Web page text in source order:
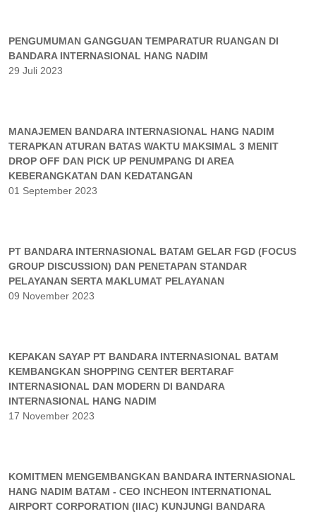
PENGUMUMAN GANGGUAN TEMPARATUR RUANGAN DI
BANDARA INTERNASIONAL HANG NADIM
29 Juli 2023
MANAJEMEN BANDARA INTERNASIONAL HANG NADIM
TERAPKAN ATURAN BATAS WAKTU MAKSIMAL 3 MENIT
DROP OFF DAN PICK UP PENUMPANG DI AREA
KEBERANGKATAN DAN KEDATANGAN
01 September 2023
PT BANDARA INTERNASIONAL BATAM GELAR FGD (FOCUS
GROUP DISCUSSION) DAN PENETAPAN STANDAR
PELAYANAN SERTA MAKLUMAT PELAYANAN
09 November 2023
KEPAKAN SAYAP PT BANDARA INTERNASIONAL BATAM
KEMBANGKAN SHOPPING CENTER BERTARAF
INTERNASIONAL DAN MODERN DI BANDARA
INTERNASIONAL HANG NADIM
17 November 2023
KOMITMEN MENGEMBANGKAN BANDARA INTERNASIONAL
HANG NADIM BATAM - CEO INCHEON INTERNATIONAL
AIRPORT CORPORATION (IIAC) KUNJUNGI BANDARA